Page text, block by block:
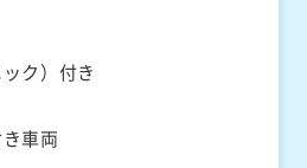
ク）付き
車両